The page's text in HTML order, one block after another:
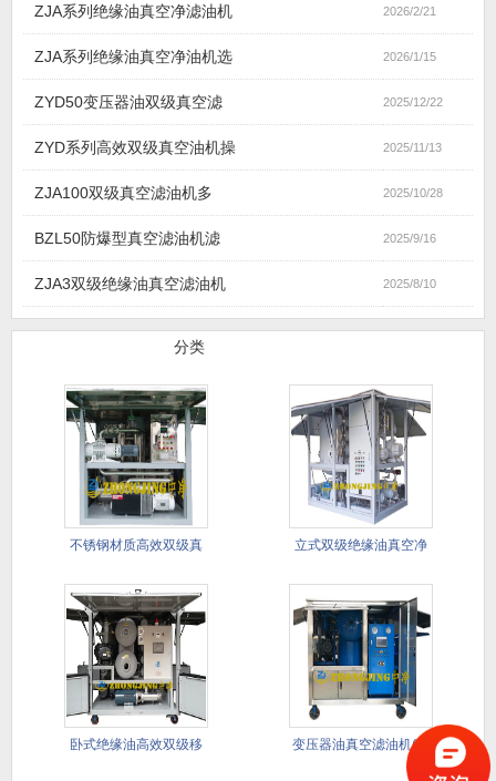
ZJA系列绝缘油真空净滤油机 2026/2/21
ZJA系列绝缘油真空净油机选 2026/1/15
ZYD50变压器油双级真空滤 2025/12/22
ZYD系列高效双级真空油机操 2025/11/13
ZJA100双级真空滤油机多 2025/10/28
BZL50防爆型真空滤油机滤 2025/9/16
ZJA3双级绝缘油真空滤油机 2025/8/10
分类
不锈钢材质高效双级真 立式双级绝缘油真空净
卧式绝缘油高效双级移 变压器油真空滤油机(带